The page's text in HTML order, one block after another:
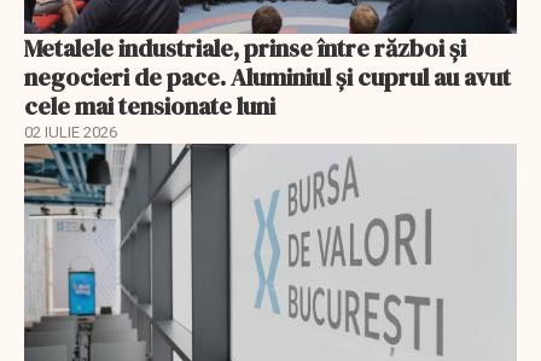
Metalele industriale, prinse între război și
negocieri de pace. Aluminiul și cuprul au avut
cele mai tensionate luni
02 IULIE 2026